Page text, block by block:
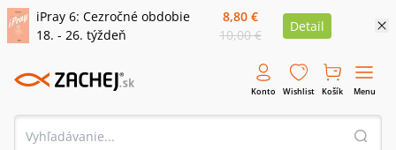
iPray 6: Cezročné obdobie
18. - 26. týždeň
8,80 €
10,00 €
Detail
Konto Wishlist Košík Menu